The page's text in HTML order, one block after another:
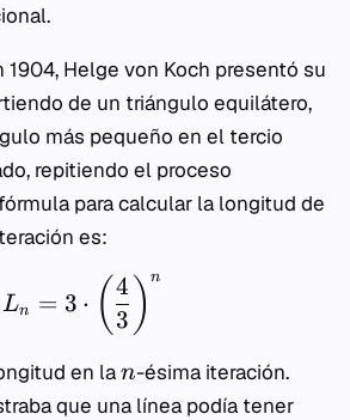
1904, Helge von Koch presentó su
de un triángulo equilátero,
más pequeño en el tercio
repitiendo el proceso
para calcular la longitud de
es:
Ln = 3 ⋅ ( 3
4 ) n
en la n-ésima iteración.
que una línea podía tener